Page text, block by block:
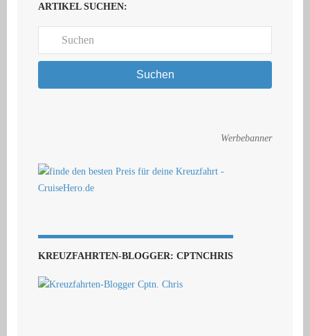
ARTIKEL SUCHEN:
Suchen
Werbebanner
KREUZFAHRTEN-BLOGGER: CPTNCHRIS